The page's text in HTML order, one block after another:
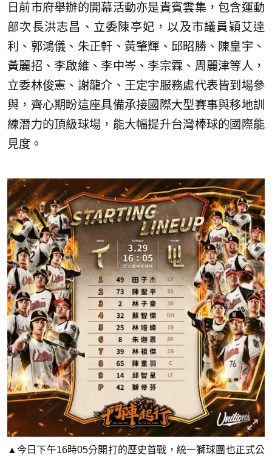
日前市府舉辦的開幕活動亦是貴賓雲集，包含運動
部次長洪志昌、立委陳亭妃，以及市議員穎艾達
利、郭鴻儀、朱正軒、黃肇輝、邱昭勝、陳皇宇、
黃麗招、李啟維、李中岑、李宗霖、周麗津等人，
立委林俊憲、謝龍介、王定宇服務處代表皆到場參
與，齊心期盼這座具備承接國際大型賽事與移地訓
練潛力的頂級球場，能大幅提升台灣棒球的國際能
見度。
▲今日下午16時05分開打的歷史首戰，統一獅球團也正式公